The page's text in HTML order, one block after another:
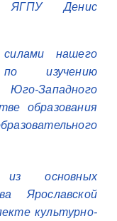
ЯГПУ Денис
нашего
изучению
Западного
образования
основных
Ярославской
культурно-